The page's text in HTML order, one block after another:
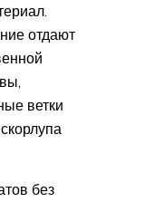
отдают
ветки
без